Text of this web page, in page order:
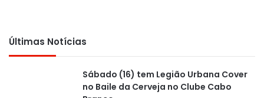
Últimas Notícias
Sábado (16) tem Legião Urbana Cover
no Baile da Cerveja no Clube Cabo